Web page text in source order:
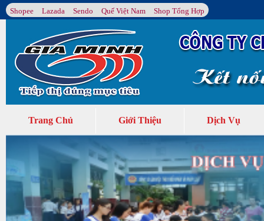
Shopee Lazada Sendo Quế Việt Nam Shop Tổng Hợp
Trang Chủ Giới Thiệu Dịch Vụ